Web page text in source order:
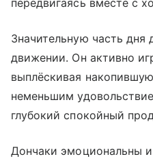
передвигаясь вместе с
Значительную часть дня
движении. Он активно
выплёскивая
неменьшим
глубокий спокойный
Дончаки эмоциональны